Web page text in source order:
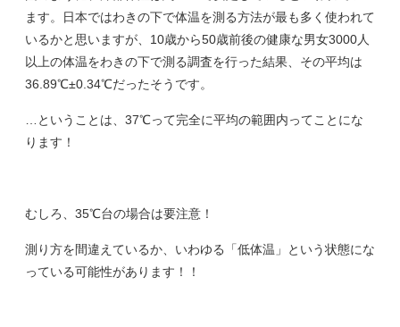
ます。日本ではわきの下で体温を測る方法が最も多く使われて
いるかと思いますが、10歳から50歳前後の健康な男女3000人
以上の体温をわきの下で測る調査を行った結果、その平均は
36.89℃±0.34℃だったそうです。
…ということは、37℃って完全に平均の範囲内ってことにな
ります！
むしろ、35℃台の場合は要注意！
測り方を間違えているか、いわゆる「低体温」という状態にな
っている可能性があります！！